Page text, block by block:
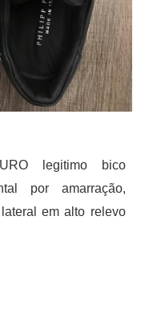
legitimo bico
por amarração,
em alto relevo